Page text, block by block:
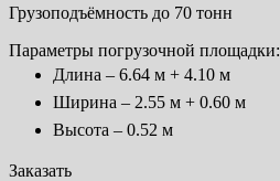
Грузоподъёмность до 70 тонн
Параметры погрузочной площадки:
Длина – 6.64 м + 4.10 м
Ширина – 2.55 м + 0.60 м
Высота – 0.52 м
Заказать